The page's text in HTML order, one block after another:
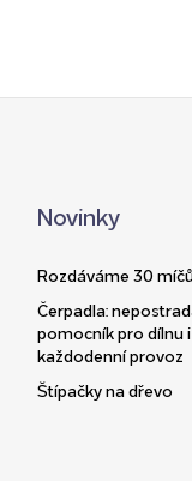
Novinky
Rozdáváme 30
Čerpadla:
pomocník pro dílnu i
každodenní provoz
Štípačky na dřevo